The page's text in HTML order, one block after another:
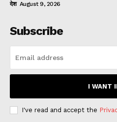
देश August 9, 2026
Subscribe
I WANT
I've read and accept the